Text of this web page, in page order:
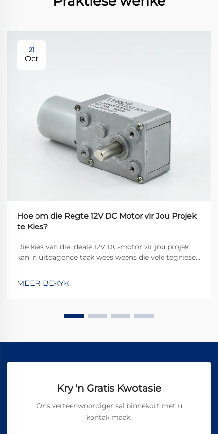
21
Oct
Hoe om die Regte 12V DC Motor vir Jou Projek
te Kies?
Die kies van die ideale 12V DC-motor vir jou projek
kan 'n uitdagende taak wees weens die vele tegniese
motoraksessoir of 'n slim tuistoestel bou, kan 'n
MEER BEKYK
Kry 'n Gratis Kwotasie
Ons verteenwoordiger sal binnekort met u
kontak maak.